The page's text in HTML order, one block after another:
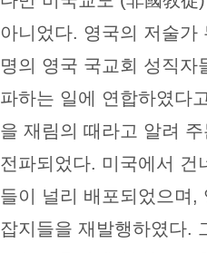
아니었다. 영국의 저술가
명의 영국 국교회 성직자
파하는 일에 연합하였다
을 재림의 때라고 알려
전파되었다. 미국에서 건
들이 널리 배포되었으며,
잡지들을 재발행하였다.